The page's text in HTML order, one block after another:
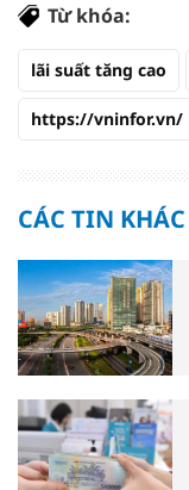
Từ khóa:
lãi suất tăng cao
https://vninfor.vn/
CÁC TIN KHÁC